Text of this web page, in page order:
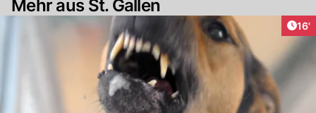
Mehr aus St. Gallen
16'